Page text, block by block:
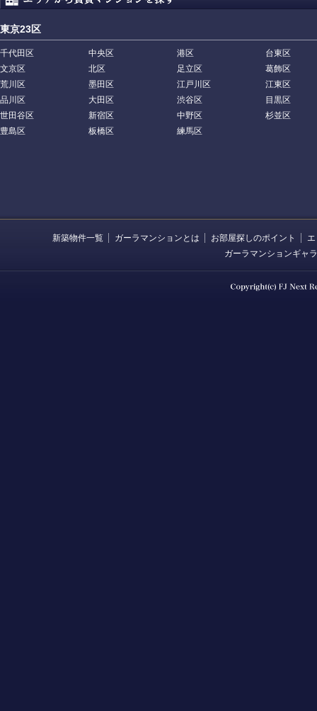
東京23区
千代田区 中央区 港区
台東区
文京区
北区 足立区
葛飾区
荒川区
墨田区 江戸川区
江東区
品川区
大田区 渋谷区
目黒区
世田谷区
新宿区 中野区
杉並区
豊島区
板橋区 練馬区
新築物件一覧 ガーラマンションとは お部屋探しのポイント
ガーラマンションギャ